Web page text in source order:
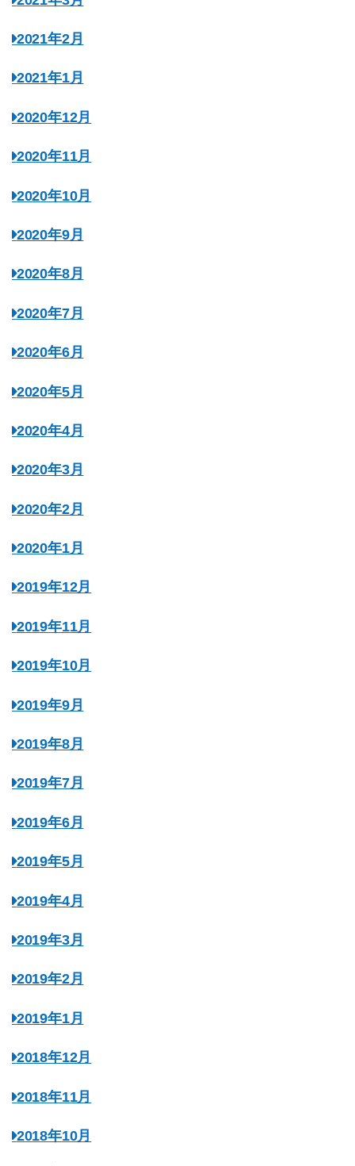
2021年2月
2021年1月
2020年12月
2020年11月
2020年10月
2020年9月
2020年8月
2020年7月
2020年6月
2020年5月
2020年4月
2020年3月
2020年2月
2020年1月
2019年12月
2019年11月
2019年10月
2019年9月
2019年8月
2019年7月
2019年6月
2019年5月
2019年4月
2019年3月
2019年2月
2019年1月
2018年12月
2018年11月
2018年10月